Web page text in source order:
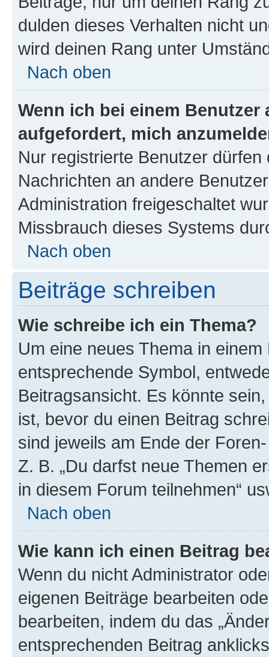
dulden dieses Verhalten nicht
wird deinen Rang unter
Nach oben
Wenn ich bei einem
aufgefordert, mich
Nur registrierte Benutzer
Nachrichten an andere
Administration freigeschaltet
Missbrauch dieses Systems
Nach oben
Beiträge schreiben
Wie schreibe ich ein Thema?
Um eine neues Thema in
entsprechende Symbol,
Beitragsansicht. Es könnte
ist, bevor du einen Beitrag
sind jeweils am Ende der
Z. B. „Du darfst neue Themen
in diesem Forum teilnehmen“
Nach oben
Wie kann ich einen Beitrag
Wenn du nicht Administrator
eigenen Beiträge bearbeiten
bearbeiten, indem du das
entsprechenden Beitrag